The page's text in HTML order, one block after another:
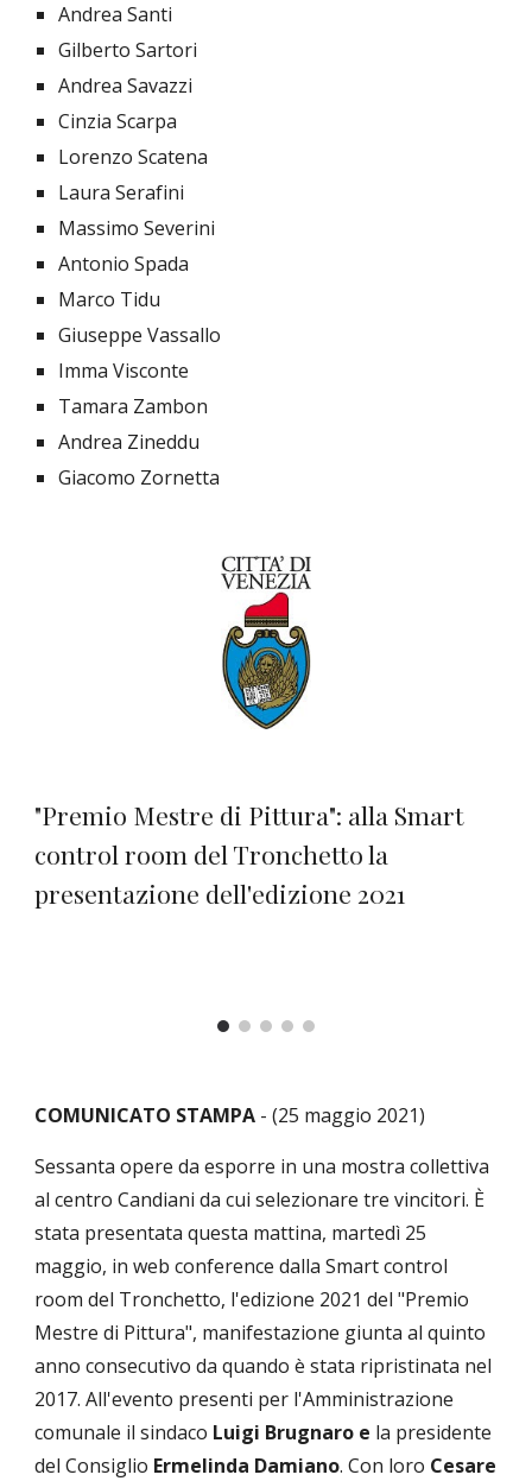
Andrea Santi
Gilberto Sartori
Andrea Savazzi
Cinzia Scarpa
Lorenzo Scatena
Laura Serafini
Massimo Severini
Antonio Spada
Marco Tidu
Giuseppe Vassallo
Imma Visconte
Tamara Zambon
Andrea Zineddu
Giacomo Zornetta
"Premio Mestre di Pittura": alla Smart
control room del Tronchetto la
presentazione dell'edizione 2021
COMUNICATO STAMPA - (25 maggio 2021)
Sessanta opere da esporre in una mostra collettiva
al centro Candiani da cui selezionare tre vincitori. È
stata presentata questa mattina, martedì 25
maggio, in web conference dalla Smart control
room del Tronchetto, l'edizione 2021 del "Premio
Mestre di Pittura", manifestazione giunta al quinto
anno consecutivo da quando è stata ripristinata nel
2017. All'evento presenti per l'Amministrazione
comunale il sindaco Luigi Brugnaro e la presidente
del Consiglio Ermelinda Damiano. Con loro Cesare